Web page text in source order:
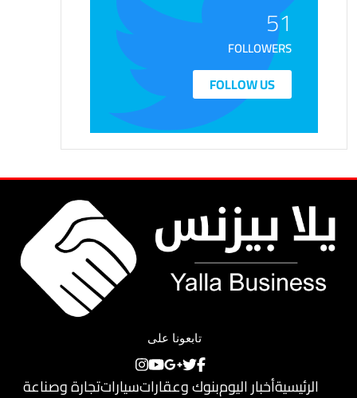
51
FOLLOWERS
FOLLOW US
تابعونا على
الرئيسيةأخبار اليومبنوك وعقاراتسياراتتجارة وصناعة